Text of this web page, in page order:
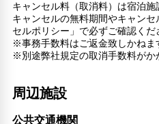
キャンセル料（取消料）は宿泊施
キャンセルの無料期間やキャン
セルポリシー」で必ずご確認くだ
※事務手数料はご返金致しかねま
※別途弊社規定の取消手数料がか
周辺施設
公共交通機関